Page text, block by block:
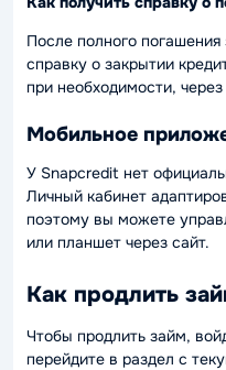
После полного
справку о закрытии
при необходимости,
Мобильное
У Snapcredit нет
Личный кабинет
поэтому вы можете
или планшет через сайт.
Как продлить
Чтобы продлить займ,
перейдите в раздел с